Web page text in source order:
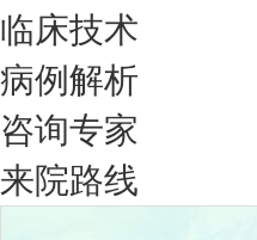
临床技术
病例解析
咨询专家
来院路线